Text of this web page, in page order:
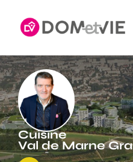
Cuisine
Val de Marne